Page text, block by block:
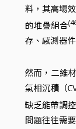
料，其高場
的堆疊組合
存、感測器
然而，二維
氣相沉積（
缺乏能帶調
問題往往需